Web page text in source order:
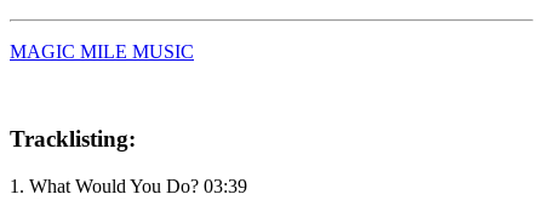
MAGIC MILE MUSIC
Tracklisting:
1. What Would You Do? 03:39